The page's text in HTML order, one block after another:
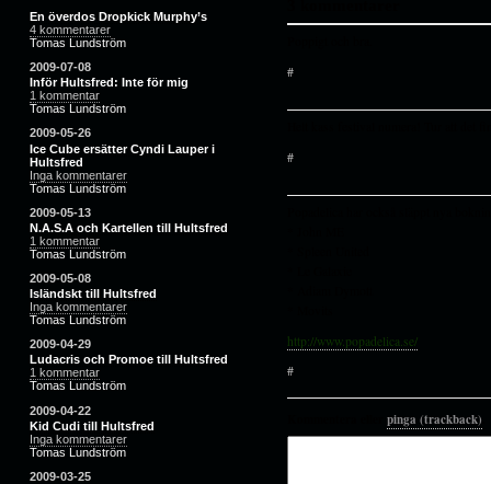
En överdos Dropkick Murphy’s
4 kommentarer
Tomas Lundström
2009-07-08
Inför Hultsfred: Inte för mig
1 kommentar
Tomas Lundström
2009-05-26
Ice Cube ersätter Cyndi Lauper i
Hultsfred
Inga kommentarer
Tomas Lundström
2009-05-13
N.A.S.A och Kartellen till Hultsfred
1 kommentar
Tomas Lundström
2009-05-08
Isländskt till Hultsfred
Inga kommentarer
Tomas Lundström
2009-04-29
Ludacris och Promoe till Hultsfred
1 kommentar
Tomas Lundström
2009-04-22
Kid Cudi till Hultsfred
Inga kommentarer
Tomas Lundström
2009-03-25
#
#
http://www.popadelica.se/
#
pinga (trackback)